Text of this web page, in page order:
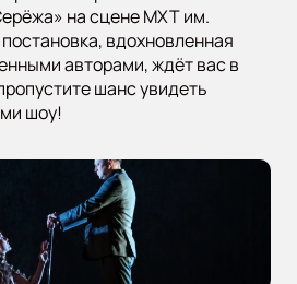
на сцене МХТ им.
вдохновленная
авторами, ждёт вас в
шанс увидеть
шоу!